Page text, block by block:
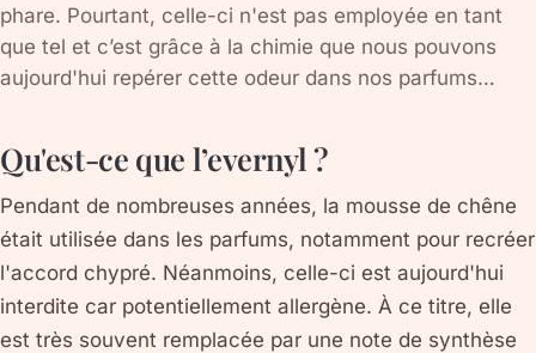
phare. Pourtant, celle-ci n'est pas employée en tant
que tel et c’est grâce à la chimie que nous pouvons
aujourd'hui repérer cette odeur dans nos parfums…
Qu'est-ce que l’evernyl ?
Pendant de nombreuses années, la mousse de chêne
était utilisée dans les parfums, notamment pour recréer
l'accord chypré. Néanmoins, celle-ci est aujourd'hui
interdite car potentiellement allergène. À ce titre, elle
est très souvent remplacée par une note de synthèse